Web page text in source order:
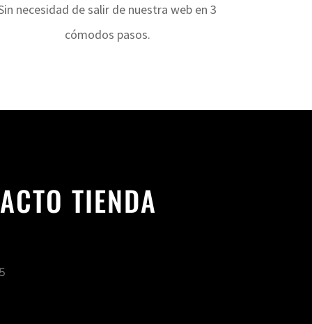
necesidad de salir de nuestra web en 3
cómodos pasos.
TIENDA